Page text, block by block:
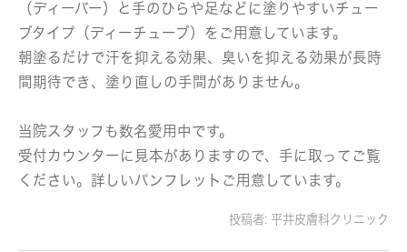
（ディーバー）と手のひらや足などに塗りやすいチュー
ブタイプ（ディーチューブ ）をご用意しています。
朝塗るだけで汗を抑える効果、臭いを抑える効果が長時
間期待でき、塗り直しの手間がありません。
当院スタッフも数名愛用中です。
受付カウンターに見本がありますので、手に取ってご覧
ください。詳しいパンフレットご用意しています。
投稿者: 平井皮膚科クリニック